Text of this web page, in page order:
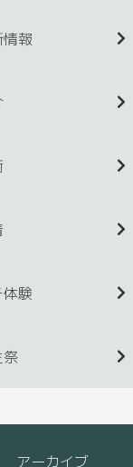
報
験
祭
アーカイブ